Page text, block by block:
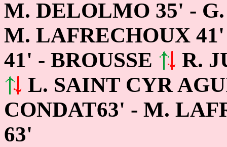
M. DELOLMO 35' -
M. LAFRECHOUX
41' - BROUSSE
R.
L. SAINT CYR
CONDAT63' - M.
63'